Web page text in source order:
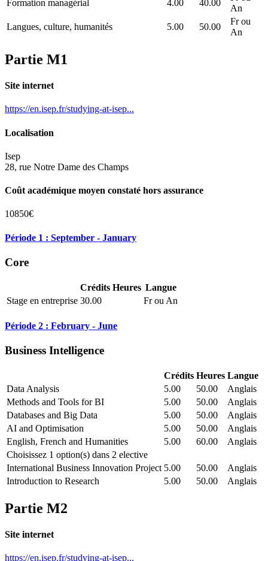
Formation managérial
4.00 40.00
An
Langues, culture, humanités
5.00 50.00
Fr ou
An
Partie M1
Site internet
https://en.isep.fr/studying-at-isep...
Localisation
Isep
28, rue Notre Dame des Champs
Coût académique moyen constaté hors assurance
10850€
Période 1 : September - January
Core
Crédits Heures Langue
Stage en entreprise 30.00 Fr ou An
Période 2 : February - June
Business Intelligence
Crédits Heures Langue
Data Analysis
5.00 50.00
Anglais
Methods and Tools for BI
5.00 50.00
Anglais
Databases and Big Data
5.00 50.00
Anglais
AI and Optimisation
5.00 50.00
Anglais
English, French and Humanities
5.00 60.00
Anglais
Choisissez 1 option(s) dans 2 elective
International Business Innovation Project 5.00 50.00
Anglais
Introduction to Research
5.00 50.00 Anglais
Partie M2
Site internet
https://en.isep.fr/studying-at-isep...